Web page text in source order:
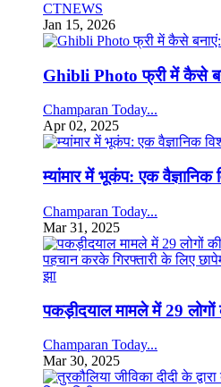
CTNEWS
Jan 15, 2026
Ghibli Photo फ्री में कैसे
Champaran Today...
Apr 02, 2025
म्यांमार में भूकंप: एक वैज्ञानिक
Champaran Today...
Mar 31, 2025
पकड़ीदयाल मामले में 29 लोगों
Champaran Today...
Mar 30, 2025